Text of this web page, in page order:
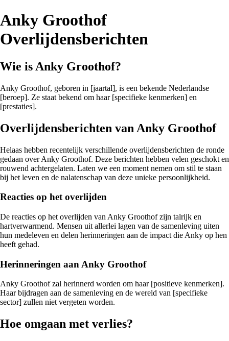
Anky Groothof
Overlijdensberichten
Wie is Anky Groothof?
Anky Groothof, geboren in [jaartal], is een bekende Nederlandse
[beroep]. Ze staat bekend om haar [specifieke kenmerken] en
[prestaties].
Overlijdensberichten van Anky Groothof
Helaas hebben recentelijk verschillende overlijdensberichten de ronde
gedaan over Anky Groothof. Deze berichten hebben velen geschokt en
rouwend achtergelaten. Laten we een moment nemen om stil te staan
bij het leven en de nalatenschap van deze unieke persoonlijkheid.
Reacties op het overlijden
De reacties op het overlijden van Anky Groothof zijn talrijk en
hartverwarmend. Mensen uit allerlei lagen van de samenleving uiten
hun medeleven en delen herinneringen aan de impact die Anky op hen
heeft gehad.
Herinneringen aan Anky Groothof
Anky Groothof zal herinnerd worden om haar [positieve kenmerken].
Haar bijdragen aan de samenleving en de wereld van [specifieke
sector] zullen niet vergeten worden.
Hoe omgaan met verlies?